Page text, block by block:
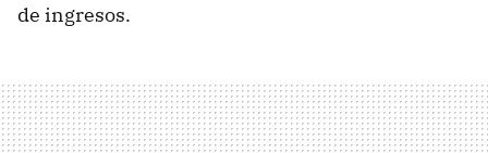
de ingresos.